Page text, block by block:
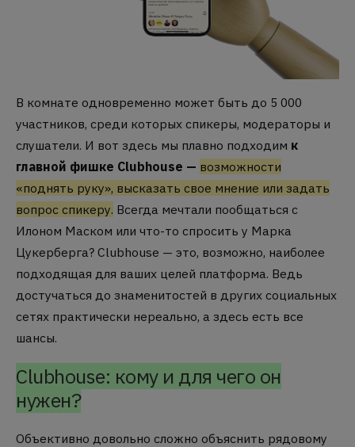
В комнате одновременно может быть до 5 000
участников, среди которых спикеры, модераторы и
слушатели. И вот здесь мы плавно подходим к
главной фишке Clubhouse — возможности
«поднять руку», высказать свое мнение или задать
вопрос спикеру. Всегда мечтали пообщаться с
Илоном Маском или что-то спросить у Марка
Цукерберга? Clubhouse — это, возможно, наиболее
подходящая для ваших целей платформа. Ведь
достучаться до знаменитостей в других социальных
сетях практически нереально, а здесь есть все
шансы.
Clubhouse: кому и для чего он
нужен?
Объективно довольно сложно объяснить рядовому